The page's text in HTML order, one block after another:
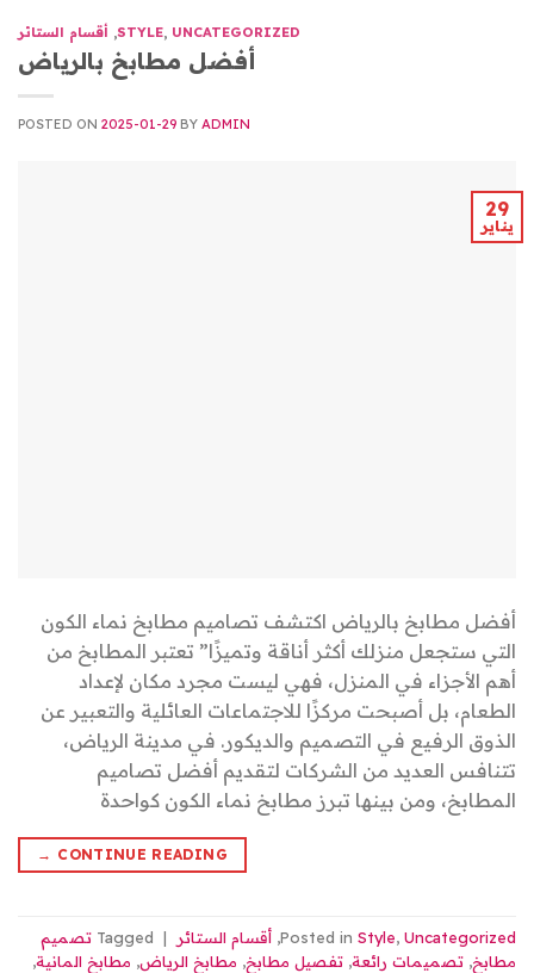
STYLE, UNCATEGORIZED
, أقسام الستائر
أفضل مطابخ بالرياض
POSTED ON 2025-01-29 BY ADMIN
29
يناير
أفضل مطابخ بالرياض اكتشف تصاميم مطابخ نماء الكون
التي ستجعل منزلك أكثر أناقة وتميزًا” تعتبر المطابخ من
أهم الأجزاء في المنزل، فهي ليست مجرد مكان لإعداد
الطعام، بل أصبحت مركزًا للاجتماعات العائلية والتعبير عن
الذوق الرفيع في التصميم والديكور. في مدينة الرياض،
تتنافس العديد من الشركات لتقديم أفضل تصاميم
المطابخ، ومن بينها تبرز مطابخ نماء الكون كواحدة
CONTINUE READING
→
Posted in Style, Uncategorized
, أقسام الستائر |
Tagged تصميم
مطابخ, تصميمات رائعة, تفصيل مطابخ, مطابخ الرياض, مطابخ المانية,